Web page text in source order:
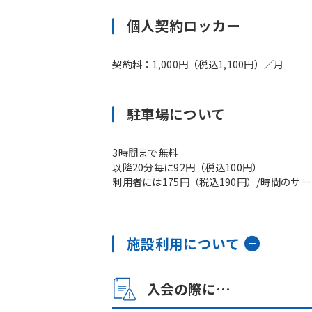
個人契約ロッカー
契約料：1,000円（税込1,100円）／月
駐車場について
3時間まで無料
以降20分毎に92円（税込100円）
利用者には175円（税込190円）/時間のサ
施設利用について
入会の際に…